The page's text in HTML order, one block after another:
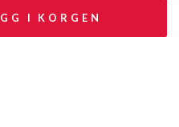
I KORGEN